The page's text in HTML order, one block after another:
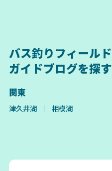
バス釣りフィール
ガイドブログを探す
関東
津久井湖 相模湖